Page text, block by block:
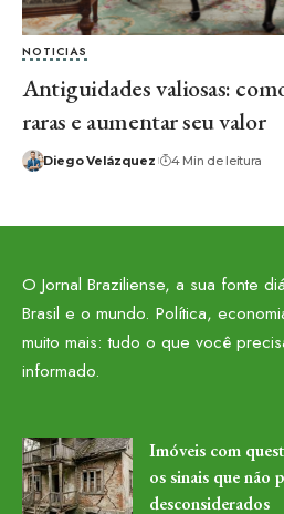
NOTICIAS
Antiguidades valiosas:
raras e aumentar seu valor
Diego Velázquez 4 Min de leitura
O Jornal Braziliense, a sua fonte
Brasil e o mundo. Política,
muito mais: tudo o que você
informado.
Imóveis com
os sinais que não
desconsiderados